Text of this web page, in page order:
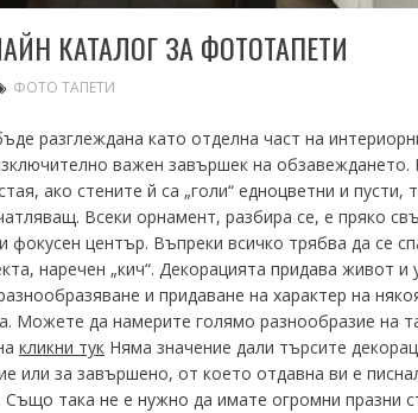
КАТАЛОГ ЗА ФОТОТАПЕТИ
ФОТО ТАПЕТИ
разглеждана като отделна част на
важен завършек на обзавеждането.
ако стените й са „голи“ едноцветни и пусти,
Всеки орнамент, разбира се, е пряко
център. Въпреки всичко трябва да се
наречен „кич“. Декорацията придава живот и
и придаване на характер на
Можете да намерите голямо разнообразие на
кликни тук Няма значение дали търсите
или за завършено, от което отдавна ви е
така не е нужно да имате огромни празни